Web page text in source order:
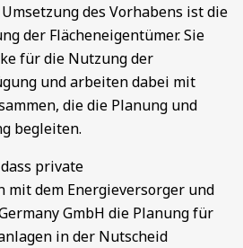
des Vorhabens ist die
der Flächeneigentümer. Sie
für die Nutzung der
und arbeiten dabei mit
die die Planung und
begleiten.
private
mit dem Energieversorger und
GmbH die Planung für
in der Nutscheid